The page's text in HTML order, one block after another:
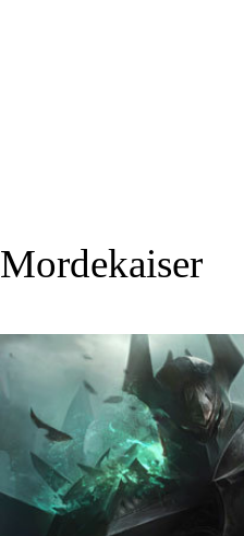
Mordekaiser